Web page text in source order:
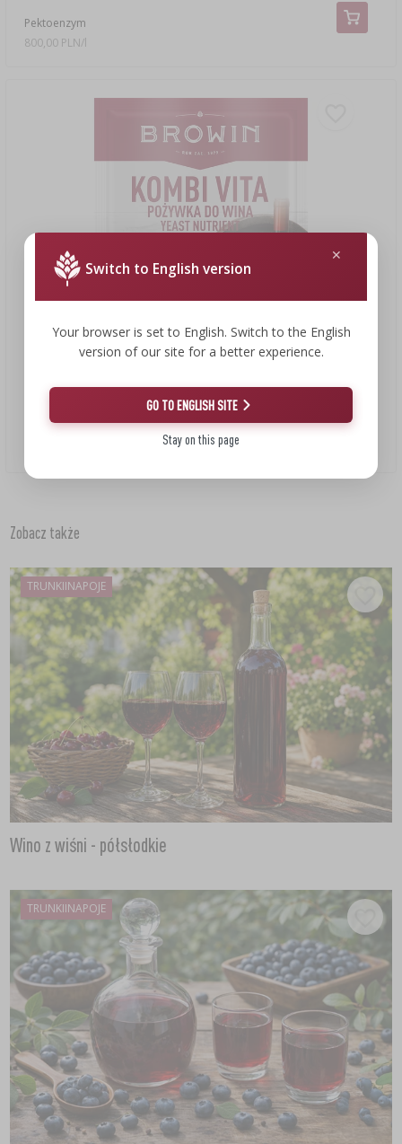
Pektoenzym
800,00 PLN/l
Pożywka do wina Kombi Vita - 10g
Zobacz także
TRUNKIINAPOJE
Wino z wiśni - półsłodkie
TRUNKIINAPOJE
Switch to English version
Your browser is set to English. Switch to the English
version of our site for a better experience.
GO TO ENGLISH SITE
Stay on this page